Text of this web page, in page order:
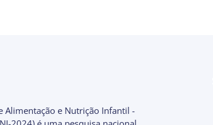
Alimentação e Nutrição Infantil -